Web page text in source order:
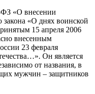
«О внесении
закона «О днях воинской
15 апреля 2006
внесенным
23 февраля
Он является
от названия, в
мужчин – защитников